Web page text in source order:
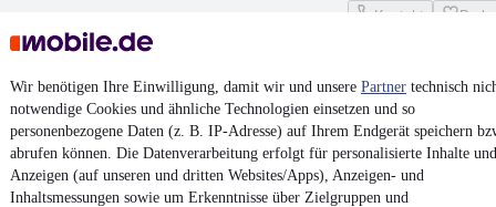
Wir benötigen Ihre Einwilligung, damit wir und unsere Partner technisch
notwendige Cookies und ähnliche Technologien einsetzen und so
personenbezogene Daten (z. B. IP-Adresse) auf Ihrem Endgerät speichern
abrufen können. Die Datenverarbeitung erfolgt für personalisierte Inhalte und
Anzeigen (auf unseren und dritten Websites/Apps), Anzeigen- und
Inhaltsmessungen sowie um Erkenntnisse über Zielgruppen und
Kontakt
Sprite CRUZER 530SR
MY26*HECKBAD*sofort verfügbar*
39.495 €¹
Finanzierung ab 350 € mtl.
Neufahrzeug•Wohnwagen•7.410 mm•Bis 1.650 kg